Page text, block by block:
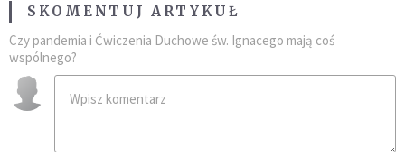
SKOMENTUJ ARTYKUŁ
Czy pandemia i Ćwiczenia Duchowe św. Ignacego mają coś
wspólnego?